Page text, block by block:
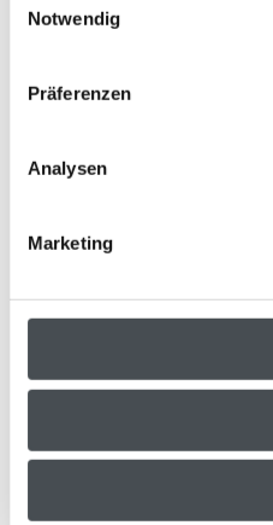
notwendigen Cookies ab.
Notwendig
Präferenzen
Analysen
Marketing